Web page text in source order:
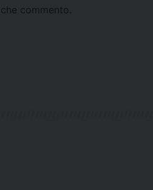
commento.